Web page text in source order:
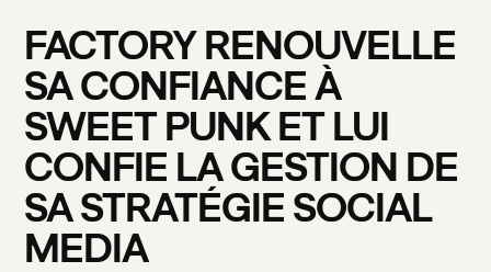
PARIS
53 RUE DE CHÂTEAUDUN
75009 PARIS
01 85 08 55 59
MONTPELLIER
3 BIS RUE DU GÉNÉRAL RENÉ
34000 MONTPELLIER
01 85 08 55 59
FACTORY RENOUVELLE
SACONFIANCEÀ
SWEET PUNK ET LUI
CONFIE LAGESTION DE
SASTRATÉGIE SOCIAL
MEDIA